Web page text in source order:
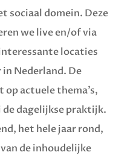
sociaal domein. Deze
we live en/of via
locaties
Nederland. De
actuele thema’s,
dagelijkse praktijk.
het hele jaar rond,
de inhoudelijke